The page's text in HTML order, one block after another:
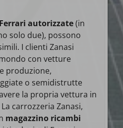
autorizzate(in
solo due), possono
I clienti Zanasi
con vetture
produzione,
o semidistrutte
la propria vettura in
carrozzeria Zanasi,
magazzino ricambi